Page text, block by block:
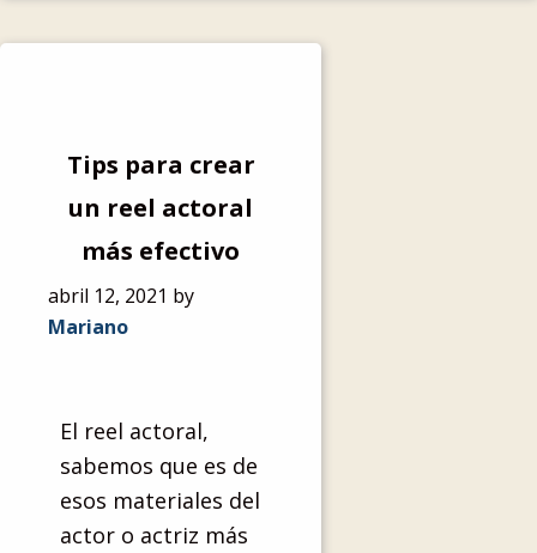
Tips para crear
un reel actoral
más efectivo
abril 12, 2021 by
Mariano
El reel actoral,
sabemos que es de
esos materiales del
actor o actriz más